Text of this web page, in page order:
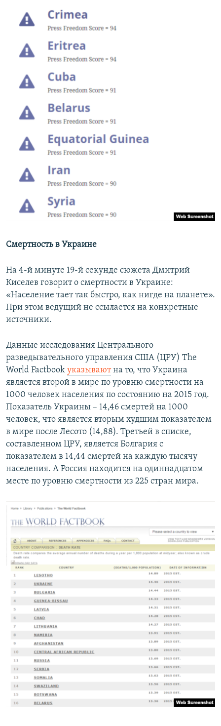
Смертность в Украине
На 4-й минуте 19-й секунде сюжета Дмитрий
Киселев говорит о смертности в Украине:
«Население тает так быстро, как нигде на планете».
При этом ведущий не ссылается на конкретные
источники.
Данные исследования Центрального
разведывательного управления США (ЦРУ) The
World Factbook указываютна то, что Украина
является второй в мире по уровню смертности на
1000 человек населения по состоянию на 2015 год.
Показатель Украины – 14,46 смертей на 1000
человек, что является вторым худшим показателем
в мире после Лесото (14,88). Третьей в списке,
составленном ЦРУ, является Болгария с
показателем в 14,44 смертей на каждую тысячу
населения. А Россия находится на одиннадцатом
месте по уровню смертности из 225 стран мира.